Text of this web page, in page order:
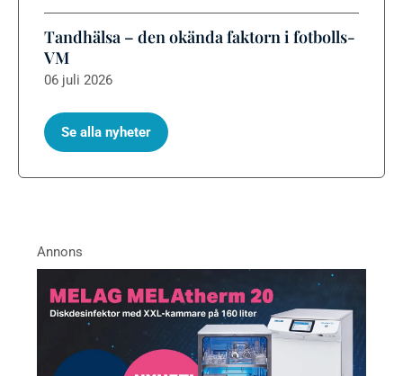
Tandhälsa – den okända faktorn i fotbolls-
VM
06 juli 2026
Se alla nyheter